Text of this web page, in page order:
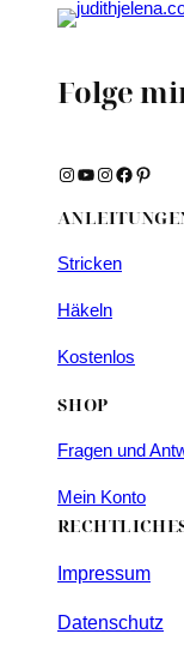
Folge
Instagram YouTube Instagram Facebook Pinterest
Stricken
Häkeln
Kostenlos
SHOP
Fragen und
Mein Konto
Impressum
Datenschutz